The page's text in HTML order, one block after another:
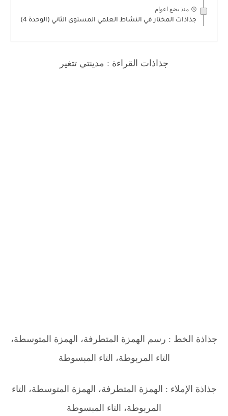
منذ بضع اعوام
جذاذات المختار في النشاط العلمي المستوى الثاني (الوحدة 4)
جذاذات القراءة : مدينتي تتغير
جذاذة الخط : رسم الهمزة المتطرفة، الهمزة المتوسطة،
التاء المربوطة، التاء المبسوطة
جذاذة الإملاء : الهمزة المتطرفة، الهمزة المتوسطة، التاء
المربوطة، التاء المبسوطة